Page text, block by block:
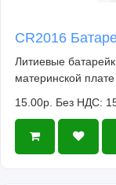
CR2016
Литиевые
материнской
15.00р. Без НДС: